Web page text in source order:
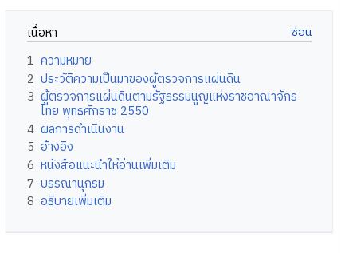
เนื้อหา
1 ความหมาย
2 ประวัติความเป็นมาของผู้ตรวจการแผ่นดิน
3 ผู้ตรวจการแผ่นดินตามรัฐธรรมนูญแห่งราชอาณาจักร
ไทย พุทธศักราช 2550
4 ผลการดำเนินงาน
5 อ้างอิง
6 หนังสือแนะนำให้อ่านเพิ่มเติม
7 บรรณานุกรม
8 อธิบายเพิ่มเติม